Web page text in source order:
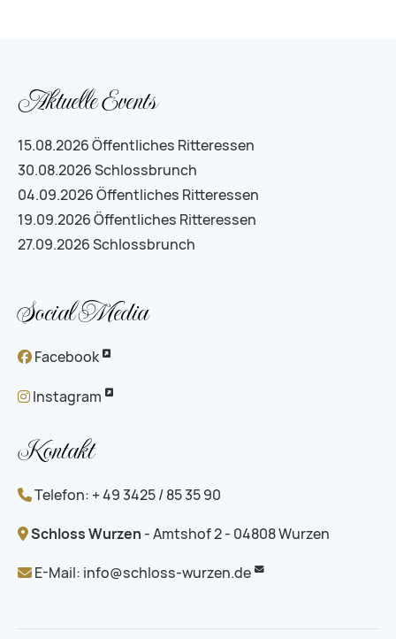
Aktuelle Events
15.08.2026Öffentliches Ritteressen
30.08.2026Schlossbrunch
04.09.2026Öffentliches Ritteressen
19.09.2026Öffentliches Ritteressen
27.09.2026Schlossbrunch
Social Media
Facebook
Instagram
Kontakt
Telefon: + 49 3425 / 85 35 90
Schloss Wurzen - Amtshof 2 - 04808 Wurzen
E-Mail: info@schloss-wurzen.de